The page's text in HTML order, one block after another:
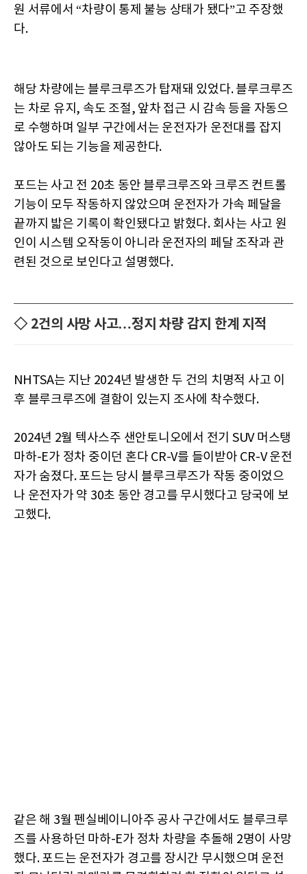
원 서류에서 “차량이 통제 불능 상태가 됐다”고 주장했
다.
해당 차량에는 블루크루즈가 탑재돼 있었다. 블루크루즈
는 차로 유지, 속도 조절, 앞차 접근 시 감속 등을 자동으
로 수행하며 일부 구간에서는 운전자가 운전대를 잡지
않아도 되는 기능을 제공한다.
포드는 사고 전 20초 동안 블루크루즈와 크루즈 컨트롤
기능이 모두 작동하지 않았으며 운전자가 가속 페달을
끝까지 밟은 기록이 확인됐다고 밝혔다. 회사는 사고 원
인이 시스템 오작동이 아니라 운전자의 페달 조작과 관
련된 것으로 보인다고 설명했다.
◇ 2건의 사망 사고…정지 차량 감지 한계 지적
NHTSA는 지난 2024년 발생한 두 건의 치명적 사고 이
후 블루크루즈에 결함이 있는지 조사에 착수했다.
2024년 2월 텍사스주 샌안토니오에서 전기 SUV 머스탱
마하-E가 정차 중이던 혼다 CR-V를 들이받아 CR-V 운전
자가 숨졌다. 포드는 당시 블루크루즈가 작동 중이었으
나 운전자가 약 30초 동안 경고를 무시했다고 당국에 보
고했다.
같은 해 3월 펜실베이니아주 공사 구간에서도 블루크루
즈를 사용하던 마하-E가 정차 차량을 추돌해 2명이 사망
했다. 포드는 운전자가 경고를 장시간 무시했으며 운전